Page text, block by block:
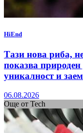
HiEnd
Тази нова риба,
показва
уникалност и
06.08.2026
Още от Tech